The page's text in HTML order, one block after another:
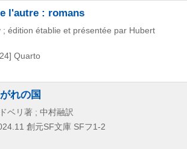
l'autre : romans
; édition établie et présentée par Hubert
Quarto
れの国
ベリ著 ; 中村融訳
創元SF文庫 SFフ1-2